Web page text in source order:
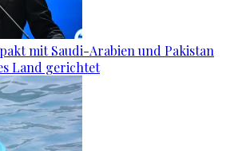
mit Saudi-Arabien und Pakistan
Land gerichtet